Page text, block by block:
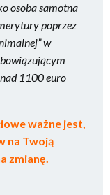
osoba samotna
poprzez
w
1100 euro
ważne jest,
na Twoją
zmianę.